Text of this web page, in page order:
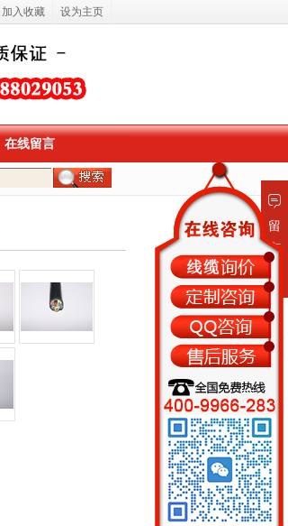
在线留言
加入收藏 设为主页
留
言